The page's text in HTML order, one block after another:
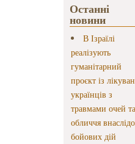
Останні
новини
В Ізраїлі
реалізують
гуманітарний
проєкт із
українців з
травмами очей та
обличчя
бойових дій